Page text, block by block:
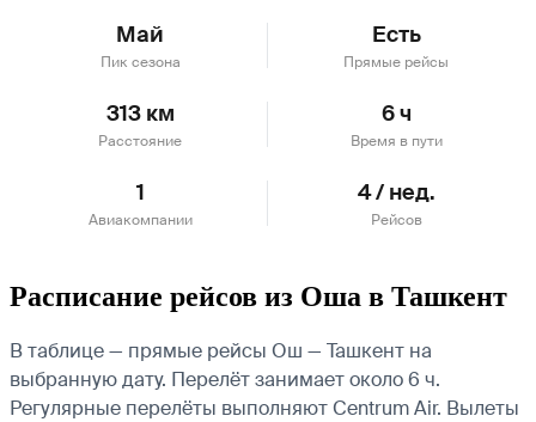
Май
Пик сезона
Есть
Прямые рейсы
313 км
Расстояние
6 ч
Время в пути
1
Авиакомпании
4 / нед.
Рейсов
Расписание рейсов из Оша в Ташкент
В таблице — прямые рейсы Ош — Ташкент на
выбранную дату. Перелёт занимает около 6 ч.
Регулярные перелёты выполняют Centrum Air. Вылеты